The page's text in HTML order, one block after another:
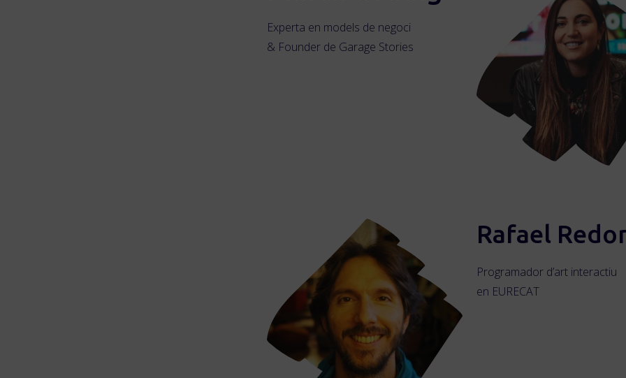
Experta en models de negoci
& Founder de Garage Stories
Rafael
Programador d’art interactiu
en EURECAT